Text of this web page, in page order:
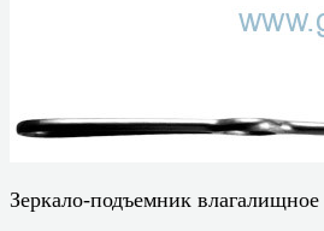
Зеркало-подъемник